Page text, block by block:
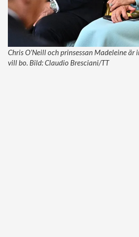
Chris O’Neill och prinsessan Madeleine är
vill bo. Bild: Claudio Bresciani/TT